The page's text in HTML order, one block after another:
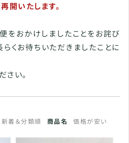
開いたします。
をおかけしましたことをお詫び
くお待ちいただきましたことに
さい。
新着＆分類順 商品名 価格が安い